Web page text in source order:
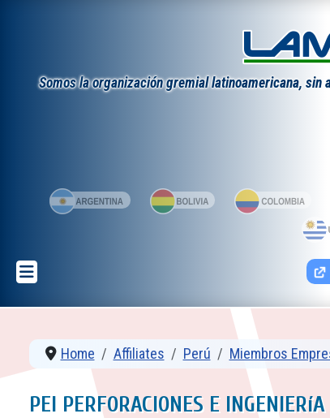
Somos la organización gremial latinoamericana, sin
Home Affiliates Perú Miembros
PEI PERFORACIONES E